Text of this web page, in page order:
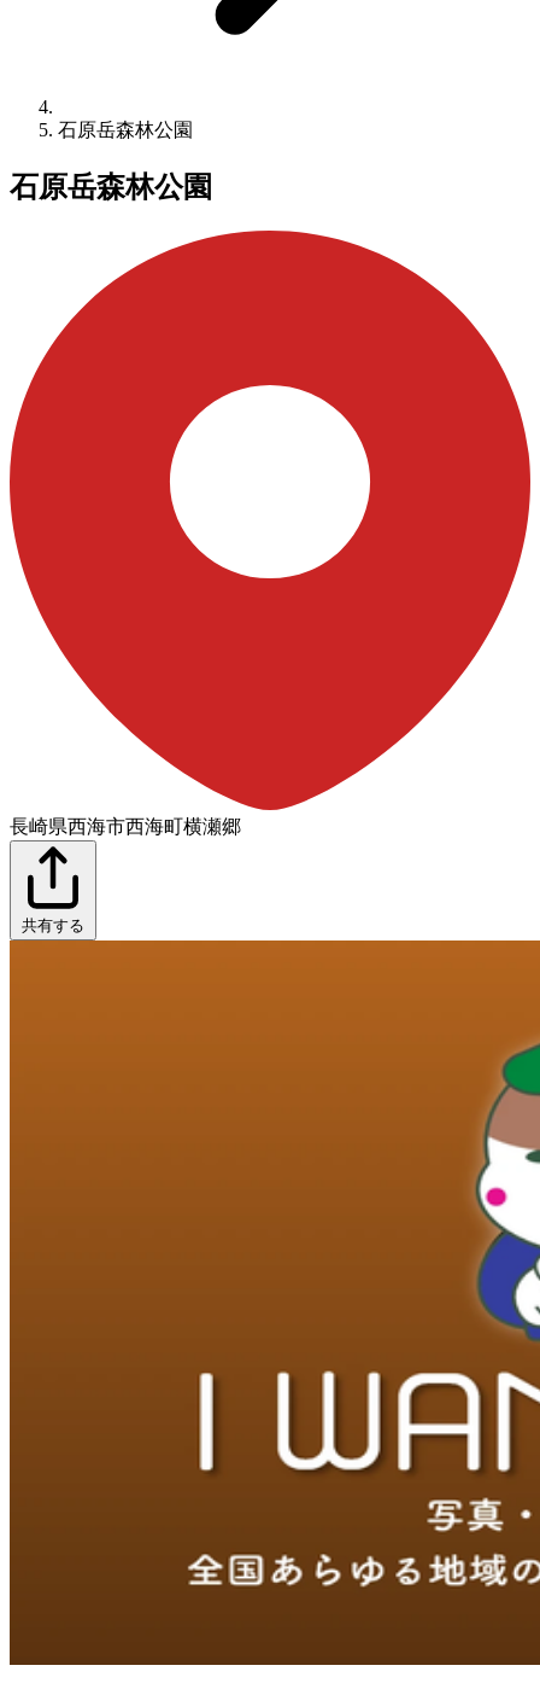
石原岳森林公園
石原岳森林公園
長崎県西海市西海町横瀬郷
共有する